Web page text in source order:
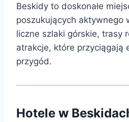
Beskidy to doskonałe
poszukujących aktywnego
liczne szlaki górskie, trasy
atrakcje, które przyciągają
przygód.
Hotele w